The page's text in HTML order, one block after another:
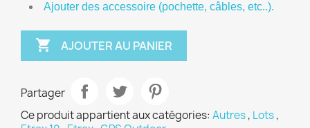
Ajouter des accessoire (pochette, câbles, etc..).
 AJOUTER AU PANIER
Partager
Ce produit appartient aux catégories: Autres, Lots,